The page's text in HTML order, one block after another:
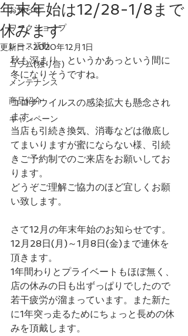
お知らせ
ワークショップ
レース活動
コラム(独り言)
メンテナンス
商品紹介
キャンペーン
年末年始は12/28-1/8まで
休みます
更新日：2020年12月1日
秋も深まり、というかあっという間に
冬になりそうですね。
コロナウイルスの感染拡大も懸念され
ます。
当店も引続き換気、消毒などは徹底し
てまいりますが蜜にならない様、引続
きご予約制でのご来店をお願いしてお
ります。
どうぞご理解ご協力のほど宜しくお願
い致します。
さて12月の年末年始のお知らせです。
12月28日(月)～1月8日(金)まで連休を
頂きます。
1年間わりとプライベートもほぼ無く、
店の休みの日も出ずっぱりでしたので
若干疲労が溜まっています。また新た
に1年突っ走るためにちょっと長めの休
みを頂戴します。